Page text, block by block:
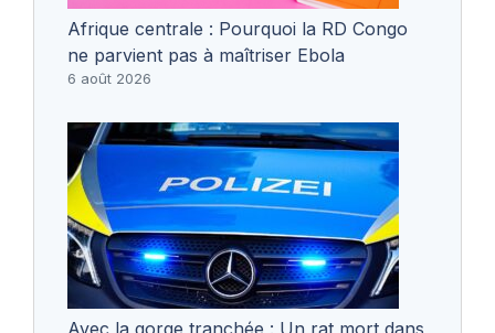
Afrique centrale : Pourquoi la RD Congo
ne parvient pas à maîtriser Ebola
6 août 2026
Avec la gorge tranchée : Un rat mort dans